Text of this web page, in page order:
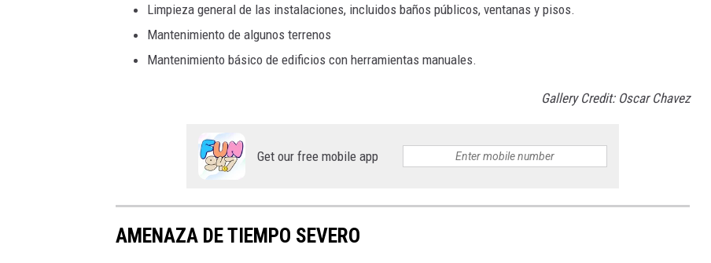
Limpieza general de las instalaciones, incluidos baños públicos, ventanas y pisos.
Mantenimiento de algunos terrenos
Mantenimiento básico de edificios con herramientas manuales.
Gallery Credit: Oscar Chavez
Get our free mobile app
AMENAZA DE TIEMPO SEVERO